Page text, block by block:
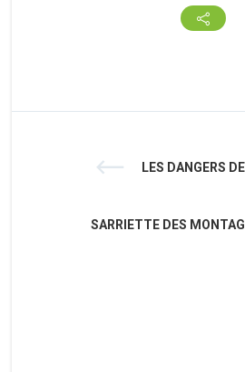
LES DANGERS
SARRIETTE DES